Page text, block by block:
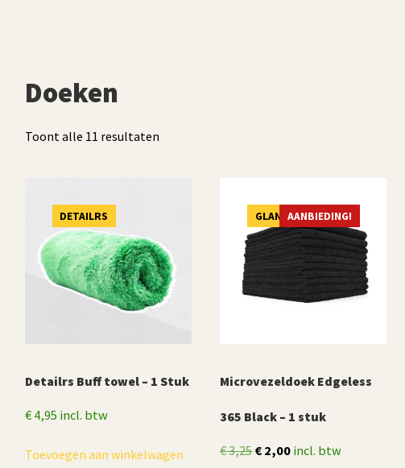
Doeken
Toont alle 11 resultaten
DETAILRS
Detailrs Buff towel – 1 Stuk
€ 4,95 incl. btw
Toevoegen aan winkelwagen
AANBIEDING!
GLANSZ
Microvezeldoek Edgeless
365 Black – 1 stuk
€3,25Oorspronkelijke
€ 2,00Huidige
incl. btw